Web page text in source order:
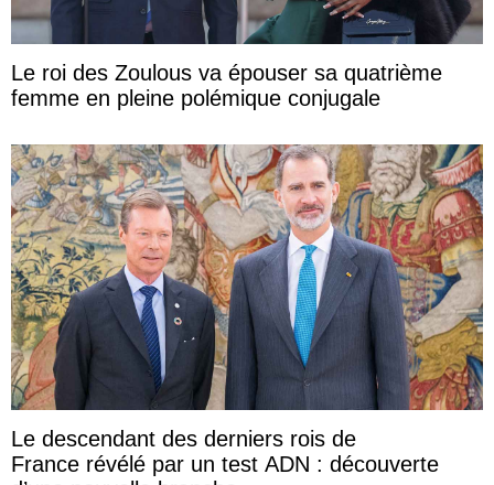
Le roi des Zoulous va épouser sa quatrième
femme en pleine polémique conjugale
Le descendant des derniers rois de
France révélé par un test ADN : découverte